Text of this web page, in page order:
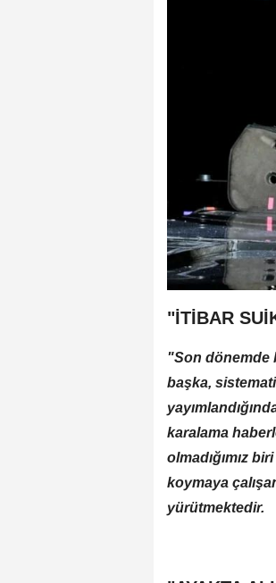
"İTİBAR
"Son dönemde
başka,
karalama
olmadığımız
koymaya
yürütmektedir.